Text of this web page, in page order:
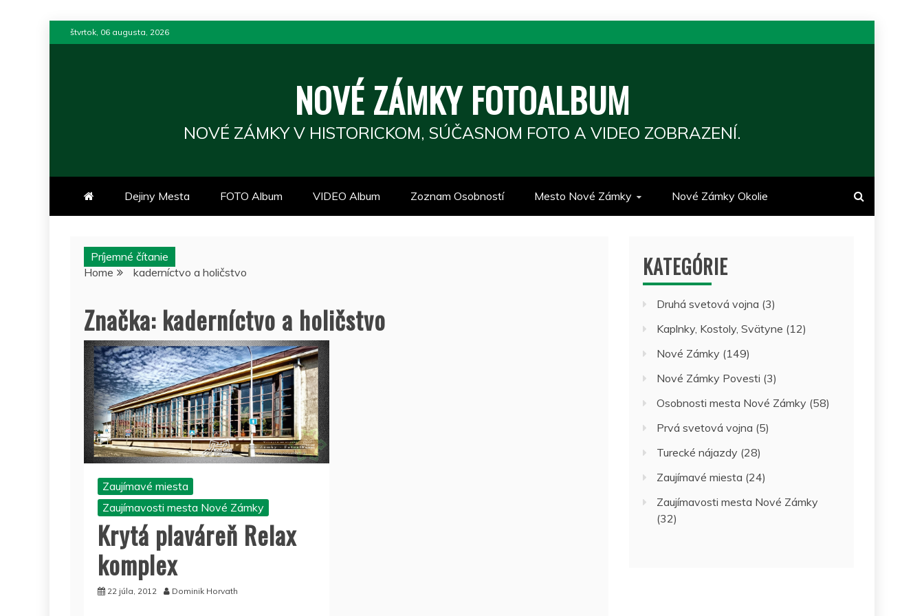
to
štvrtok, 06 augusta, 2026
NOVÉ ZÁMKY FOTOALBUM
NOVÉ ZÁMKY V HISTORICKOM, SÚČASNOM FOTO A VIDEO ZOBRAZENÍ.
Dejiny Mesta FOTO Album VIDEO Album Zoznam Osobností Mesto Nové Zámky Nové Zámky Okolie
Príjemné čítanie
Home
kaderníctvo a holičstvo
Značka: kaderníctvo a holičstvo
Zaujímavé miesta
Zaujímavosti mesta Nové Zámky
Krytá plaváreň Relax
komplex
22 júla, 2012 Dominik Horvath
KATEGÓRIE
Druhá svetová vojna (3)
Kaplnky, Kostoly, Svätyne (12)
Nové Zámky (149)
Nové Zámky Povesti (3)
Osobnosti mesta Nové Zámky (58)
Prvá svetová vojna (5)
Turecké nájazdy (28)
Zaujímavé miesta (24)
Zaujímavosti mesta Nové Zámky
(32)